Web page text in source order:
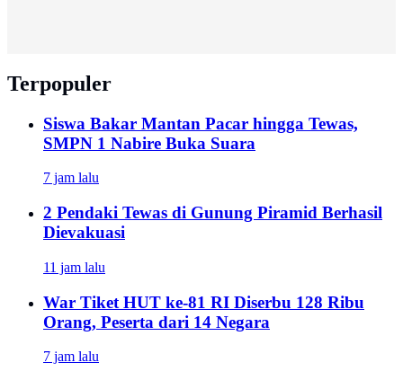
Terpopuler
Siswa Bakar Mantan Pacar hingga Tewas,
SMPN 1 Nabire Buka Suara
7 jam lalu
2 Pendaki Tewas di Gunung Piramid Berhasil
Dievakuasi
11 jam lalu
War Tiket HUT ke-81 RI Diserbu 128 Ribu
Orang, Peserta dari 14 Negara
7 jam lalu